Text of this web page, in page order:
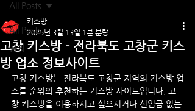
All Posts
공지
All Posts
고창 키스방 - 전라북도 고창군 키스
방 업소 정보사이트
키스방
2025년 3월 13일 1분 분량
고창 키스방는 전라북도 고창군 지역의 키스방 업
소를 순위와 추천하는 키스방 사이트입니다.
고
창 키스방을 이용하시고 싶으시거나 선입금 없는